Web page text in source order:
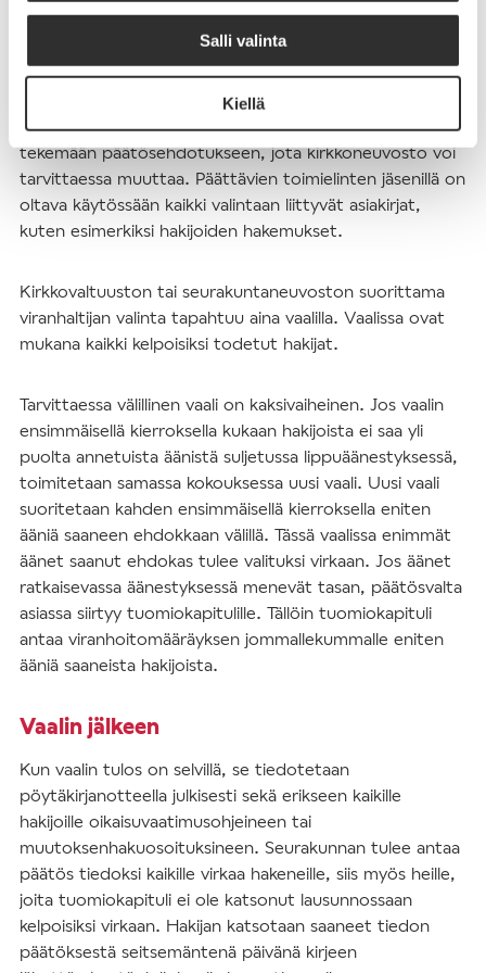
Salli valinta
Kiellä
Kirkkoneuvosto tekee kirkkovaltuustolle ja esittelevä
viranhaltija seurakuntaneuvostolle päätösehdotuksen
siitä, kuka toimielimen tulisi valita kirkkoherran virkaan.
Kirkkoneuvoston päätösehdotus pohjautuu esittelijän
tekemään päätösehdotukseen, jota kirkkoneuvosto voi
tarvittaessa muuttaa. Päättävien toimielinten jäsenillä on
oltava käytössään kaikki valintaan liittyvät asiakirjat,
kuten esimerkiksi hakijoiden hakemukset.
Kirkkovaltuuston tai seurakuntaneuvoston suorittama
viranhaltijan valinta tapahtuu aina vaalilla. Vaalissa ovat
mukana kaikki kelpoisiksi todetut hakijat.
Tarvittaessa välillinen vaali on kaksivaiheinen. Jos vaalin
ensimmäisellä kierroksella kukaan hakijoista ei saa yli
puolta annetuista äänistä suljetussa lippuäänestyksessä,
toimitetaan samassa kokouksessa uusi vaali. Uusi vaali
suoritetaan kahden ensimmäisellä kierroksella eniten
ääniä saaneen ehdokkaan välillä. Tässä vaalissa enimmät
äänet saanut ehdokas tulee valituksi virkaan. Jos äänet
ratkaisevassa äänestyksessä menevät tasan, päätösvalta
asiassa siirtyy tuomiokapitulille. Tällöin tuomiokapituli
antaa viranhoitomääräyksen jommallekummalle eniten
ääniä saaneista hakijoista.
Vaalin jälkeen
Kun vaalin tulos on selvillä, se tiedotetaan
pöytäkirjanotteella julkisesti sekä erikseen kaikille
hakijoille oikaisuvaatimusohjeineen tai
muutoksenhakuosoituksineen. Seurakunnan tulee antaa
päätös tiedoksi kaikille virkaa hakeneille, siis myös heille,
joita tuomiokapituli ei ole katsonut lausunnossaan
kelpoisiksi virkaan. Hakijan katsotaan saaneet tiedon
päätöksestä seitsemäntenä päivänä kirjeen